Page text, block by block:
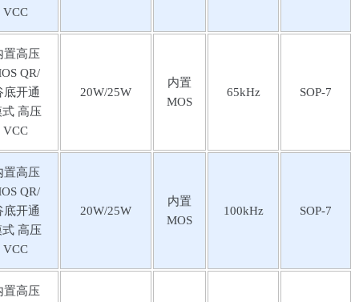
VCC
置⾼压
QR/
底开通
⾼压
VCC
20W/25W
内置
MOS
65kHz SOP-7
置⾼压
QR/
底开通
⾼压
VCC
20W/25W
内置
MOS
100kHz SOP-7
置⾼压